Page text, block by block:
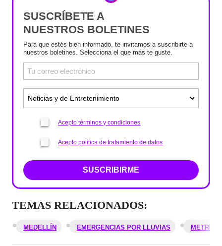
SUSCRÍBETE A
NUESTROS BOLETINES
Para que estés bien informado, te invitamos a suscribirte a
nuestros boletines. Selecciona el que más te guste.
Acepto términos y condiciones
Acepto política de tratamiento de datos
SUSCRIBIRME
TEMAS RELACIONADOS:
MEDELLÍN EMERGENCIAS POR LLUVIAS METRO